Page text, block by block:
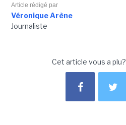
Article rédigé par
Véronique Arène
Journaliste
Cet article vous a plu?